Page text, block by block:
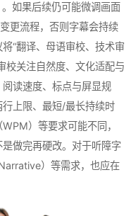
。如果后续仍可能微调画面
更流程，否则字幕会持续
“翻译、母语审校、技术审
校关注自然度、文化适配与
读速度、标点与屏显规
上限、最短/最长持续时
）等要求可能不同，
做完再硬改。对于听障字
）等需求，也应在